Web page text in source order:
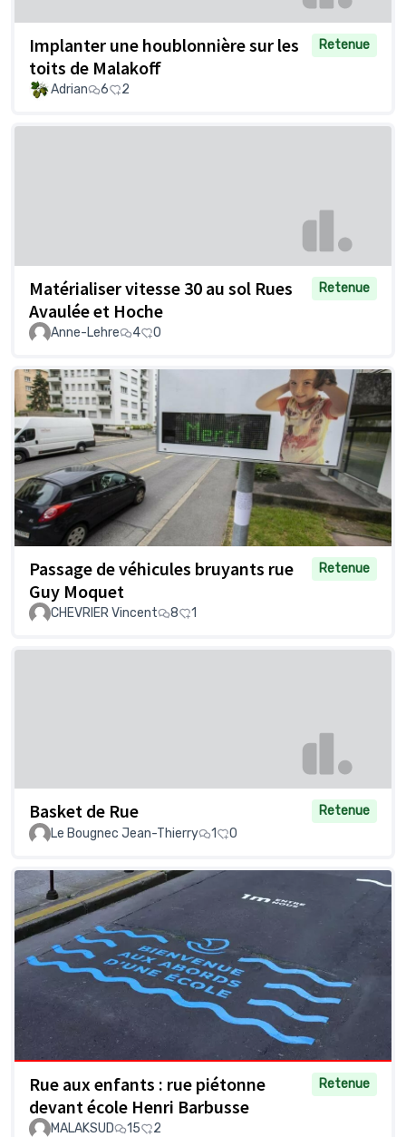
Implanter une houblonnière sur les
toits de Malakoff
Retenue
Adrian 6 2
Matérialiser vitesse 30 au sol Rues
Avaulée et Hoche
Retenue
Anne-Lehre 4 0
Passage de véhicules bruyants rue
Guy Moquet
Retenue
CHEVRIER Vincent 8 1
Basket de Rue
Retenue
Le Bougnec Jean-Thierry
1 0
Rue aux enfants : rue piétonne
devant école Henri Barbusse
Retenue
MALAKSUD 15 2